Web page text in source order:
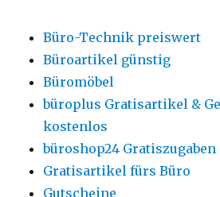
Büro-Technik preiswert
Büroartikel günstig
Büromöbel
büroplus Gratisartikel &
kostenlos
büroshop24 Gratiszugaben
Gratisartikel fürs Büro
Gutscheine